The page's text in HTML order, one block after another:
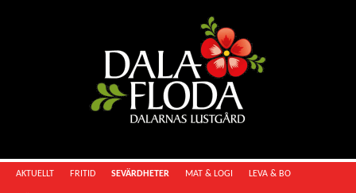
AKTUELLT FRITID SEVÄRDHETER MAT & LOGI LEVA & BO